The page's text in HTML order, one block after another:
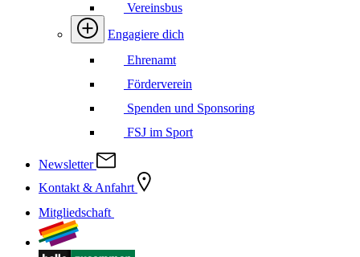
Vereinsbus
Engagiere dich
Ehrenamt
Förderverein
Spenden und Sponsoring
FSJ im Sport
Newsletter
Kontakt & Anfahrt
Mitgliedschaft